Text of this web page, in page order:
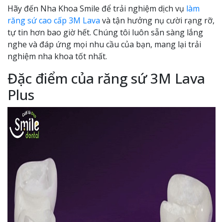
Hãy đến Nha Khoa Smile để trải nghiệm dịch vụ làm
răng sứ cao cấp 3M Lava và tận hưởng nụ cười rạng rỡ,
tự tin hơn bao giờ hết. Chúng tôi luôn sẵn sàng lắng
nghe và đáp ứng mọi nhu cầu của bạn, mang lại trải
nghiệm nha khoa tốt nhất.
Đặc điểm của răng sứ 3M Lava
Plus